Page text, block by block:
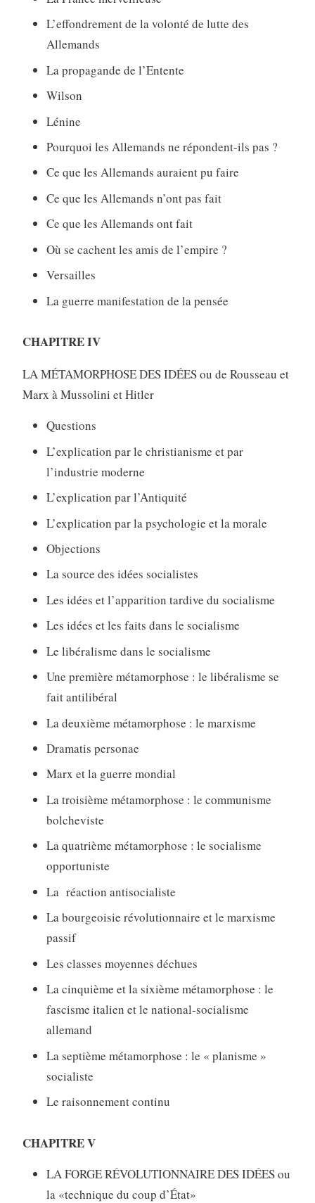
L’effondrement de la volonté de lutte des
Allemands
La propagande de l’Entente
Wilson
Lénine
Pourquoi les Allemands ne répondent-ils pas ?
Ce que les Allemands auraient pu faire
Ce que les Allemands n’ont pas fait
Ce que les Allemands ont fait
Où se cachent les amis de l’empire ?
Versailles
La guerre manifestation de la pensée
CHAPITRE IV
LA MÉTAMORPHOSE DES IDÉES ou de Rousseau et
Marx à Mussolini et Hitler
Questions
L’explication par le christianisme et par
l’industrie moderne
L’explication par l’Antiquité
L’explication par la psychologie et la morale
Objections
La source des idées socialistes
Les idées et l’apparition tardive du socialisme
Les idées et les faits dans le socialisme
Le libéralisme dans le socialisme
Une première métamorphose : le libéralisme se
fait antilibéral
La deuxième métamorphose : le marxisme
Dramatis personae
Marx et la guerre mondial
La troisième métamorphose : le communisme
bolcheviste
La quatrième métamorphose : le socialisme
opportuniste
La réaction antisocialiste
La bourgeoisie révolutionnaire et le marxisme
passif
Les classes moyennes déchues
La cinquième et la sixième métamorphose : le
fascisme italien et le national-socialisme
allemand
La septième métamorphose : le « planisme »
socialiste
Le raisonnement continu
CHAPITRE V
LA FORGE RÉVOLUTIONNAIRE DES IDÉES ou
la «technique du coup d’État»